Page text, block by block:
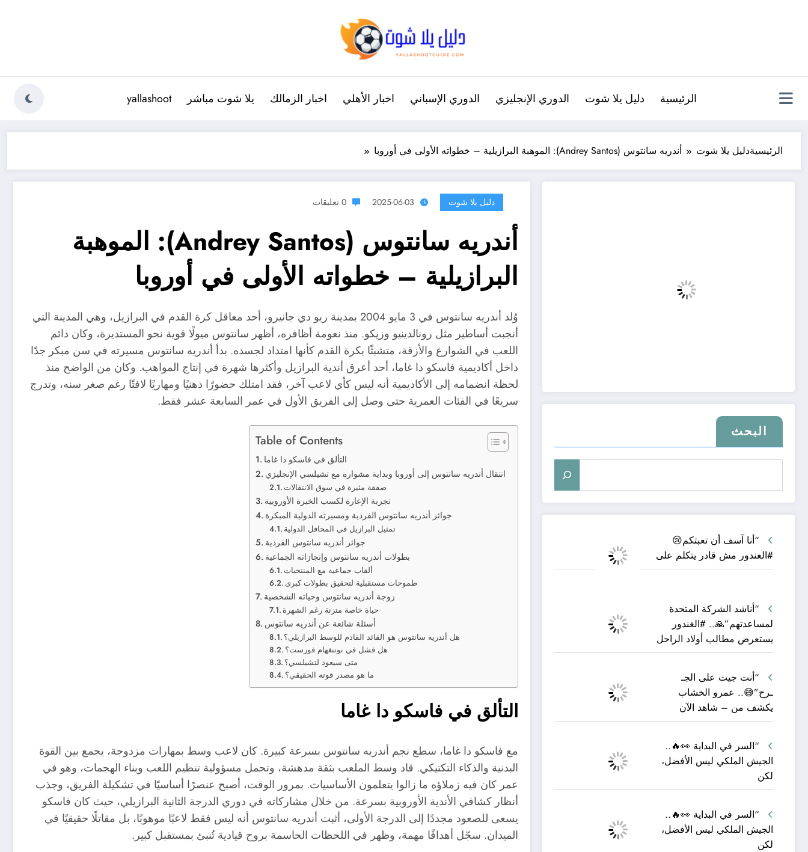
الرئيسية دليل يلا شوت الدوري الإنجليزي الدوري الإسباني اخبار الأهلي اخبار الزمالك يلا شوت مباشر yallashoot
الرئيسيةدليل يلا شوت أندريه سانتوس (Andrey Santos): الموهبة البرازيلية – خطواته الأولى في أوروبا
البحث
“أنا آسف أن تعبتكم😢
#الغندور مش قادر يتكلم على
“أناشد الشركة المتحدة
لمساعدتهم”🙏.. #الغندور
يستعرض مطالب أولاد الراحل
“أنت جيت على الجـ
ـرح”😅.. عمرو الخشاب
يكشف من – شاهد الآن
“السر في البداية 👀🔥..
الجيش الملكي ليس الأفضل،
لكن
“السر في البداية 👀🔥..
الجيش الملكي ليس الأفضل،
لكن
دليل يلا شوت 2025-06-03 0 تعليقات
أندريه سانتوس (Andrey Santos): الموهبة
البرازيلية – خطواته الأولى في أوروبا
وُلد أندريه سانتوس في 3 مايو 2004 بمدينة ريو دي جانيرو، أحد معاقل كرة القدم في البرازيل، وهي المدينة التي
أنجبت أساطير مثل رونالدينيو وزيكو. منذ نعومة أظافره، أظهر سانتوس ميولًا قوية نحو المستديرة، وكان دائم
اللعب في الشوارع والأزقة، متشبثًا بكرة القدم كأنها امتداد لجسده. بدأ أندريه سانتوس مسيرته في سن مبكر جدًا
داخل أكاديمية فاسكو دا غاما، أحد أعرق أندية البرازيل وأكثرها شهرة في إنتاج المواهب. وكان من الواضح منذ
لحظة انضمامه إلى الأكاديمية أنه ليس كأي لاعب آخر، فقد امتلك حضورًا ذهنيًا ومهاريًا لافتًا رغم صغر سنه، وتدرج
سريعًا في الفئات العمرية حتى وصل إلى الفريق الأول في عمر السابعة عشر فقط.
Table of Contents
التألق في فاسكو دا غاما
انتقال أندريه سانتوس إلى أوروبا وبداية مشواره مع تشيلسي الإنجليزي
صفقة مثيرة في سوق الانتقالات
تجربة الإعارة لكسب الخبرة الأوروبية
جوائز أندريه سانتوس الفردية ومسيرته الدولية المبكرة
تمثيل البرازيل في المحافل الدولية
جوائز أندريه سانتوس الفردية
بطولات أندريه سانتوس وإنجازاته الجماعية
ألقاب جماعية مع المنتخبات
طموحات مستقبلية لتحقيق بطولات كبرى
زوجة أندريه سانتوس وحياته الشخصية
حياة خاصة متزنة رغم الشهرة
أسئلة شائعة عن أندريه سانتوس
هل أندريه سانتوس هو القائد القادم للوسط البرازيلي؟
هل فشل في نوتنغهام فورست؟
متى سيعود لتشيلسي؟
ما هو مصدر قوته الحقيقي؟
التألق في فاسكو دا غاما
مع فاسكو دا غاما، سطع نجم أندريه سانتوس بسرعة كبيرة. كان لاعب وسط بمهارات مزدوجة، يجمع بين القوة
البدنية والذكاء التكتيكي. قاد وسط الملعب بثقة مدهشة، وتحمل مسؤولية تنظيم اللعب وبناء الهجمات، وهو في
عمر كان فيه زملاؤه ما زالوا يتعلمون الأساسيات. بمرور الوقت، أصبح عنصرًا أساسيًا في تشكيلة الفريق، وجذب
أنظار كشافي الأندية الأوروبية بسرعة. من خلال مشاركاته في دوري الدرجة الثانية البرازيلي، حيث كان فاسكو
يسعى للصعود مجددًا إلى الدرجة الأولى، أثبت أندريه سانتوس أنه ليس فقط لاعبًا موهوبًا، بل مقاتلًا حقيقيًا في
الميدان. سجّل أهدافًا مهمة، وظهر في اللحظات الحاسمة بروح قيادية تُنبئ بمستقبل كبير.